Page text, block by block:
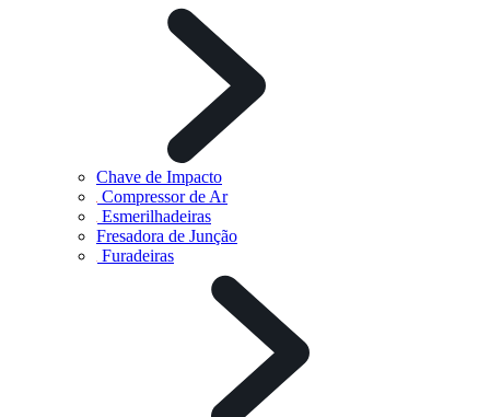
Chave de Impacto
Compressor de Ar
Esmerilhadeiras
Fresadora de Junção
Furadeiras